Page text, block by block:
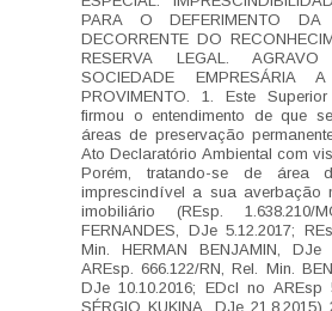
PARA O DEFERIMENTO
DECORRENTE DO
RESERVA LEGAL.
SOCIEDADE
PROVIMENTO. 1. Este
firmou o entendimento de que
áreas de preservação
Ato Declaratório Ambiental com
Porém, tratando-se de área
imprescindível a sua averbação
imobiliário (REsp.
FERNANDES, DJe 5.12.2017;
Min. HERMAN BENJAMIN, DJe
AREsp. 666.122/RN, Rel. Min.
DJe 10.10.2016; EDcl no AREsp
SÉRGIO KUKINA, DJe